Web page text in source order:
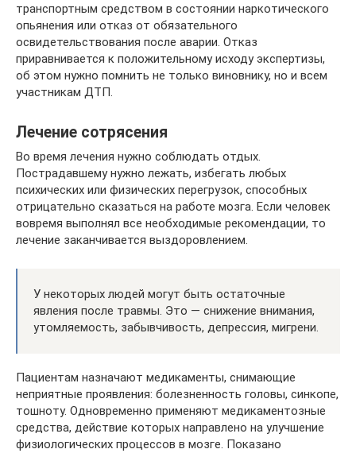
транспортным средством в состоянии наркотического
опьянения или отказ от обязательного
освидетельствования после аварии. Отказ
приравнивается к положительному исходу экспертизы,
об этом нужно помнить не только виновнику, но и всем
участникам ДТП.
Лечение сотрясения
Во время лечения нужно соблюдать отдых.
Пострадавшему нужно лежать, избегать любых
психических или физических перегрузок, способных
отрицательно сказаться на работе мозга. Если человек
вовремя выполнял все необходимые рекомендации, то
лечение заканчивается выздоровлением.
У некоторых людей могут быть остаточные
явления после травмы. Это — снижение внимания,
утомляемость, забывчивость, депрессия, мигрени.
Пациентам назначают медикаменты, снимающие
неприятные проявления: болезненность головы, синкопе,
тошноту. Одновременно применяют медикаментозные
средства, действие которых направлено на улучшение
физиологических процессов в мозге. Показано